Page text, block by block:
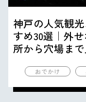
神戸の人気観
すめ30選｜外
所から穴場ま
おでかけ